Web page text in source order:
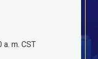
m. CST